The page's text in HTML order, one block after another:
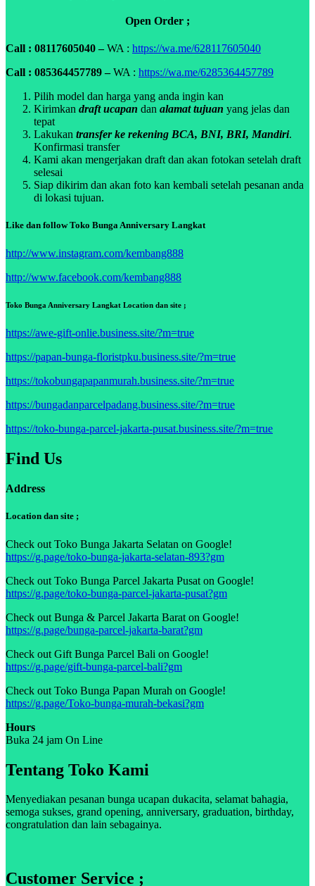
Open Order ;
Call : 08117605040 –WA : https://wa.me/628117605040
Call : 085364457789 –WA : https://wa.me/6285364457789
Pilih model dan harga yang anda ingin kan
Kirimkan draft ucapan dan alamat tujuan yang jelas dan
tepat
Lakukan transfer ke rekening BCA, BNI, BRI, Mandiri.
Konfirmasi transfer
Kami akan mengerjakan draft dan akan fotokan setelah draft
selesai
Siap dikirim dan akan foto kan kembali setelah pesanan anda
di lokasi tujuan.
Like dan follow Toko Bunga Anniversary Langkat
http://www.instagram.com/kembang888
http://www.facebook.com/kembang888
Toko Bunga Anniversary Langkat Location dan site ;
https://awe-gift-onlie.business.site/?m=true
https://papan-bunga-floristpku.business.site/?m=true
https://tokobungapapanmurah.business.site/?m=true
https://bungadanparcelpadang.business.site/?m=true
https://toko-bunga-parcel-jakarta-pusat.business.site/?m=true
Find Us
Address
Location dan site ;
Check out Toko Bunga Jakarta Selatan on Google!
https://g.page/toko-bunga-jakarta-selatan-893?gm
Check out Toko Bunga Parcel Jakarta Pusat on Google!
https://g.page/toko-bunga-parcel-jakarta-pusat?gm
Check out Bunga & Parcel Jakarta Barat on Google!
https://g.page/bunga-parcel-jakarta-barat?gm
Check out Gift Bunga Parcel Bali on Google!
https://g.page/gift-bunga-parcel-bali?gm
Check out Toko Bunga Papan Murah on Google!
https://g.page/Toko-bunga-murah-bekasi?gm
Hours
Buka 24 jam On Line
Tentang Toko Kami
Menyediakan pesanan bunga ucapan dukacita, selamat bahagia,
semoga sukses, grand opening, anniversary, graduation, birthday,
congratulation dan lain sebagainya.
Customer Service ;